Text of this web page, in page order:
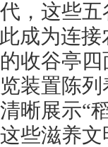
，这些
此成为连
收谷亭
装置陈
晰展示“
些滋养